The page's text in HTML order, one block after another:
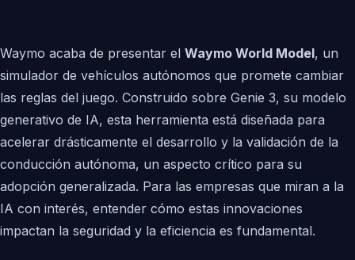
Waymo acaba de presentar el Waymo World Model, un
simulador de vehículos autónomos que promete cambiar
las reglas del juego. Construido sobre Genie 3, su modelo
generativo de IA, esta herramienta está diseñada para
acelerar drásticamente el desarrollo y la validación de la
conducción autónoma, un aspecto crítico para su
adopción generalizada. Para las empresas que miran a la
IA con interés, entender cómo estas innovaciones
impactan la seguridad y la eficiencia es fundamental.